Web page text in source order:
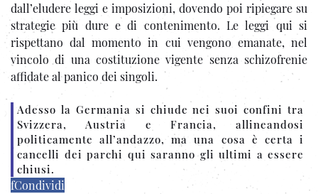
dall’eludere leggi e imposizioni, dovendo poi ripiegare su
strategie più dure e di contenimento. Le leggi qui si
rispettano dal momento in cui vengono emanate, nel
vincolo di una costituzione vigente senza schizofrenie
affidate al panico dei singoli.
Adesso la Germania si chiude nei suoi confini tra
Svizzera, Austria e Francia, allineandosi
politicamente all’andazzo, ma una cosa è certa i
cancelli dei parchi qui saranno gli ultimi a essere
chiusi.
fCondividi